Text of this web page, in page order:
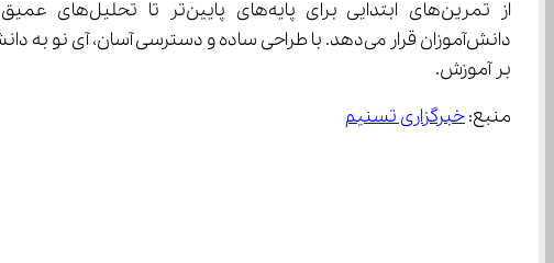
بر آموزش.
منبع: خبرگزاری تسنیم